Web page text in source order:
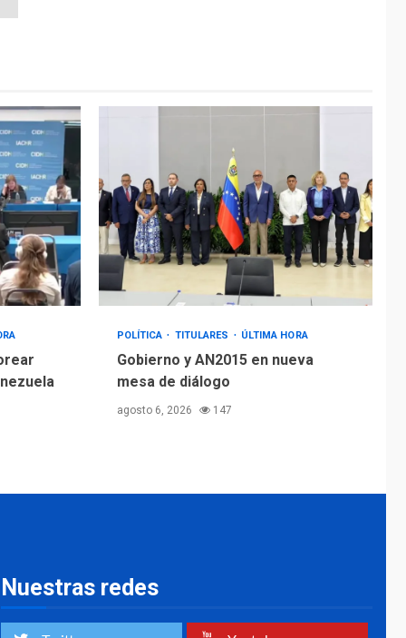
POLÍTICA TITULARES ÚLTIMA HORA
Gobierno y AN2015 en nueva
mesa de diálogo
agosto 6, 2026 147
Nuestras redes